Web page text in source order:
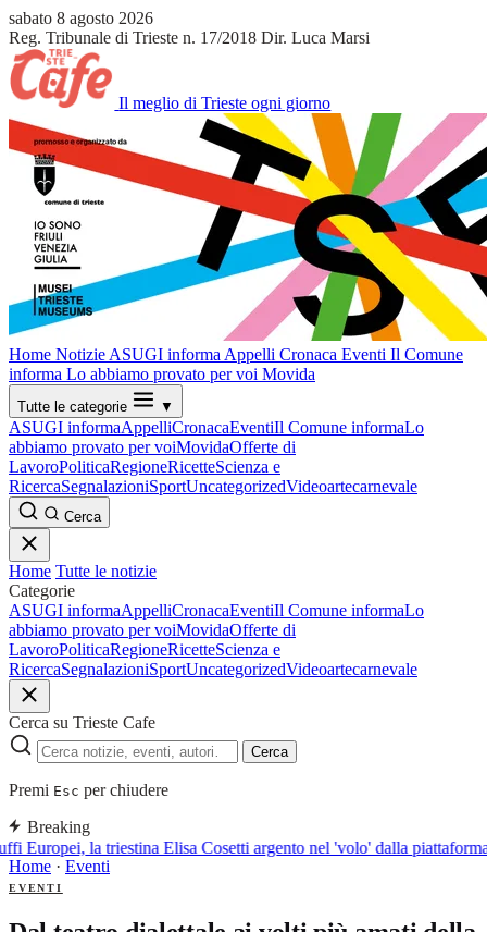
sabato 8 agosto 2026
Reg. Tribunale di Trieste n. 17/2018 Dir. Luca Marsi
Il meglio di Trieste ogni giorno
Home Notizie ASUGI informa Appelli Cronaca Eventi Il Comune
informa Lo abbiamo provato per voi Movida
Tutte le categorie ▼
ASUGI informaAppelliCronacaEventiIl Comune informaLo
abbiamo provato per voiMovidaOfferte di
LavoroPoliticaRegioneRicetteScienza e
RicercaSegnalazioniSportUncategorizedVideoartecarnevale
Cerca
Home Tutte le notizie
Categorie
ASUGI informaAppelliCronacaEventiIl Comune informaLo
abbiamo provato per voiMovidaOfferte di
LavoroPoliticaRegioneRicetteScienza e
RicercaSegnalazioniSportUncategorizedVideoartecarnevale
Cerca su Trieste Cafe
Cerca
Premi Esc per chiudere
Breaking
Europei, la triestina Elisa Cosetti argento nel 'volo' dalla
Home · Eventi
EVENTI